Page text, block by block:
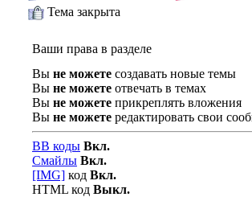
Тема закрыта
Ваши права в разделе
Вы не можете создавать новые темы
Вы не можете отвечать в темах
Вы не можете прикреплять вложения
Вы не можете редактировать свои
BB коды Вкл.
Смайлы Вкл.
[IMG] код Вкл.
HTML код Выкл.